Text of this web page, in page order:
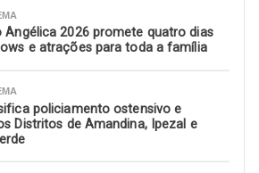
Angélica 2026 promete quatro dias
e atrações para toda a família
policiamento ostensivo e
Distritos de Amandina, Ipezal e